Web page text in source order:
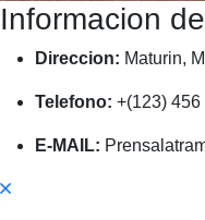
Informacion
Direccion: Maturin,
Telefono: +(123) 456
E-MAIL: